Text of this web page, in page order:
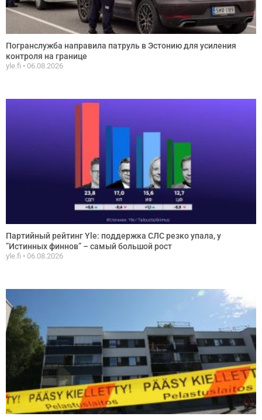
Погранслужба направила патруль в Эстонию для усиления
контроля на границе
yle.fi 06.08.2026
Партийный рейтинг Yle: поддержка СЛС резко упала, у
”Истинных финнов” – самый большой рост
yle.fi 06.08.2026